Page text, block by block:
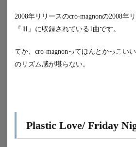
2008年リリースのcro-magnonの2008年
『Ⅲ』に収録されている1曲です。
てか、cro-magnonってほんとかっこい
のリズム感が堪らない。
Plastic Love/ Friday